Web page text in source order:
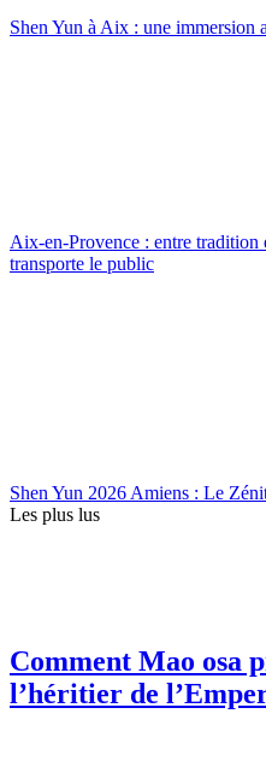
Shen Yun à Aix : une immersion
Aix-en-Provence : entre tradition
transporte le public
Shen Yun 2026 Amiens : Le
Les plus lus
Comment Mao osa
l’héritier de